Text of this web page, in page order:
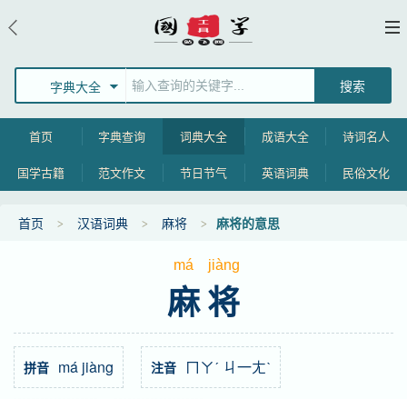
字典大全
首页 字典查询 词典大全 成语大全 诗词名人
国学古籍 范文作文 节日节气 英语词典 民俗文化
首页 汉语词典 麻将 麻将的意思
má jiàng
麻将
拼音 má jiàng 注音 ㄇㄚˊ ㄐ一ㄤˋ